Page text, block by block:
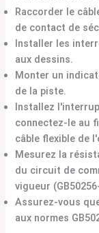
Raccorder le
de contact de
Installer les
aux dessins.
Monter un
de la piste.
Installez
connectez-le au
câble flexible de
Mesurez la
du circuit de
vigueur
Assurez-vous
aux normes